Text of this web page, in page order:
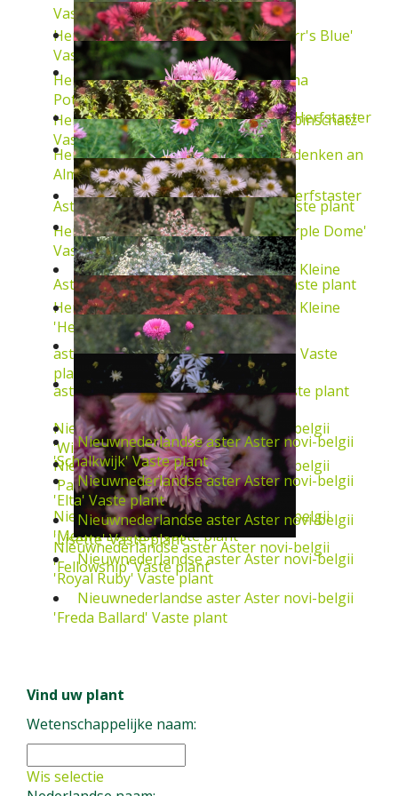
Vaste plant
HerfstasterAster novae-angliae 'Barr's Blue'
Vaste plant
HerfstasterAster novae-angliae 'Alma
Potschke'Vaste plant
HerfstasterAster novae-angliae 'Rubinschatz'
Vaste plant
HerfstasterAster novae-angliae 'Andenken an
Alma P?tschke'Vaste plant
Herfstaster
Aster novae-angliae 'Rudelsburg'Vaste plant
HerfstasterAster novae-angliae 'Purple Dome'
Vaste plant
Herfstaster
Aster novae-angliae 'Rosa Sieger'Vaste plant
Herfstaster Aster novae-angliae
'Herbstschnee'Vaste plant
Kleine
asterAster lateriflorus 'Horizontalis' Vaste
plant
Kleine
aster Aster lateriflorus 'Valentin'Vaste plant
Nieuwnederlandse asterAster novi-belgii
'Winston Churchill'Vaste plant
Nieuwnederlandse asterAster novi-belgii
'Patricia Ballard'Vaste plant
Nieuwnederlandse aster Aster novi-belgii
'Mount Everest'Vaste plant
Nieuwnederlandse asterAster novi-belgii
'Fellowship'Vaste plant
Nieuwnederlandse aster
'Schalkwijk' Vaste plant
Nieuwnederlandse aster Aster novi-belgii 'Elta'
Nieuwnederlandse aster
'Royal Ruby'Vaste plant
Vind uw plant
Wetenschappelijke naam:
Wis selectie